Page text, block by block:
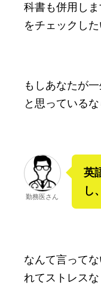
科書も併用し
をチェックした
もしあなたが
と思っているな
勤務医さん
英
し
なんて言って
れてストレス